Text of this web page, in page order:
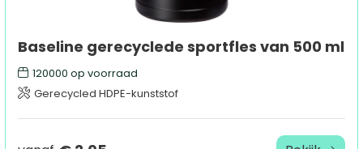
Baseline gerecyclede sportfles van 500 ml
120000 op voorraad
Gerecycled HDPE-kunststof